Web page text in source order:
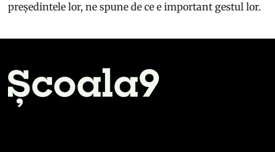
președintele lor, ne spune de ce e important gestul lor.